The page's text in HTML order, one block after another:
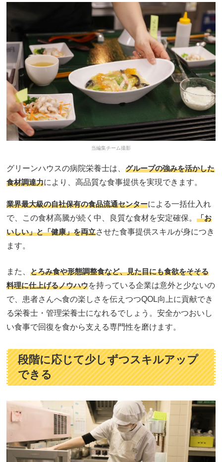
当編集チーム撮影
グリーンハウスの病院栄養士は、グループの強みを活かした
食材調達力により、高品質な食事提供を実現できます。
業界最大級の自社保有の食品流通センターによる一括仕入れ
で、この食材高騰が続く中、良質な食材を安定確保。「お
いしい」と「健康」を両立させた食事提供スキルが身につき
ます。
また、とろみ食や形態調整食など、見た目にも食欲をそそる
料理に仕上げるノウハウを持っている企業は意外と少ないの
で、患者さんへ食の楽しさを伝えつつQOL向上に貢献でき
る栄養士・管理栄養士になれるでしょう。安全かつおいし
い食事で回復を食から支える専門性を磨けます。
段階に応じて少しずつスキルアップ
できる